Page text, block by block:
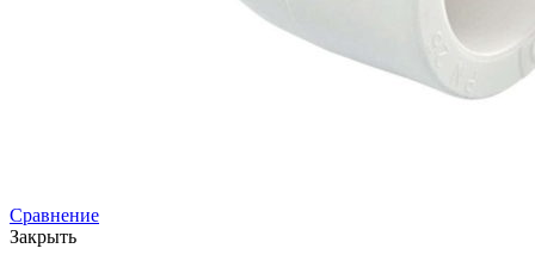
Сравнение
Закрыть